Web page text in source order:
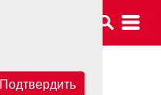
Подтвердить